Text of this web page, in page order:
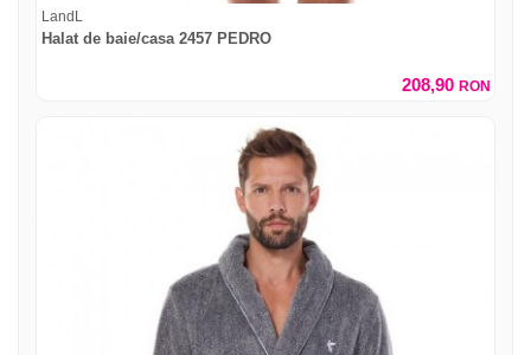
LandL
Halat de baie/casa 2457 PEDRO
208,90 RON